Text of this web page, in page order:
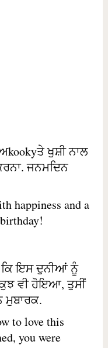
ਖੁਸ਼ੀ ਨਾਲ
ਜਨਮਦਿਨ
happiness and a
ਕਿ ਇਸ ਦੁਨੀਆਂ ਨੂੰ
ਵੀ ਹੋਇਆ, ਤੁਸੀਂ
ਮੁਬਾਰਕ.
to love this
you were